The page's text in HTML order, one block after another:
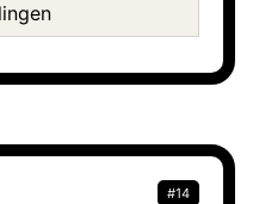
#14